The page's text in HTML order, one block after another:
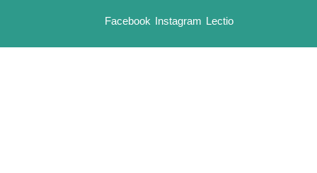
Facebook Instagram Lectio